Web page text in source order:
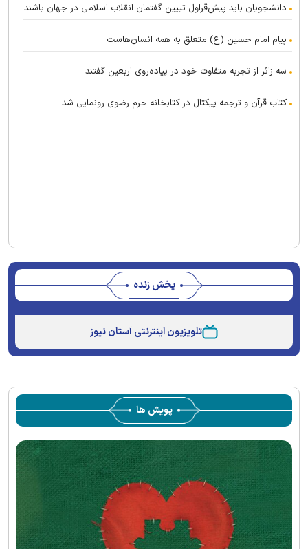
دانشجویان باید پیش‌قراول تبیین گفتمان انقلاب اسلامی در جهان باشند
پیام امام حسین (ع) متعلق به همه انسان‌هاست
سه زائر از تجربه متفاوت خود در پیاده‌روی اربعین گفتند
کتاب قرآن و ترجمه پیکتال در کتابخانه حرم رضوی رونمایی شد
پخش زنده
تلویزیون اینترنتی آستان نیوز
پویش ها